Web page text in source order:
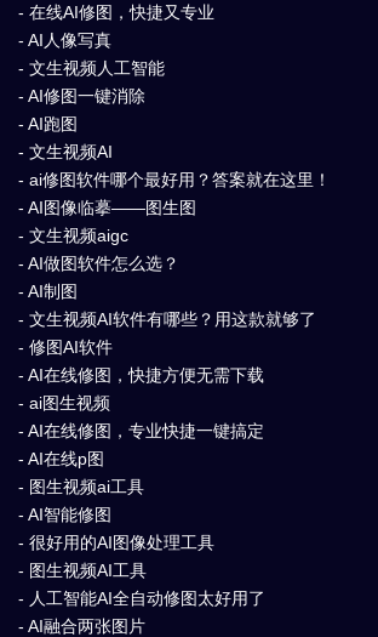
- 在线AI修图，快捷又专业
- AI人像写真
- 文生视频人工智能
- AI修图一键消除
- AI跑图
- 文生视频AI
- ai修图软件哪个最好用？答案就在这里！
- AI图像临摹——图生图
- 文生视频aigc
- AI做图软件怎么选？
- AI制图
- 文生视频AI软件有哪些？用这款就够了
- 修图AI软件
- AI在线修图，快捷方便无需下载
- ai图生视频
- AI在线修图，专业快捷一键搞定
- AI在线p图
- 图生视频ai工具
- AI智能修图
- 很好用的AI图像处理工具
- 图生视频AI工具
- 人工智能AI全自动修图太好用了
- AI融合两张图片